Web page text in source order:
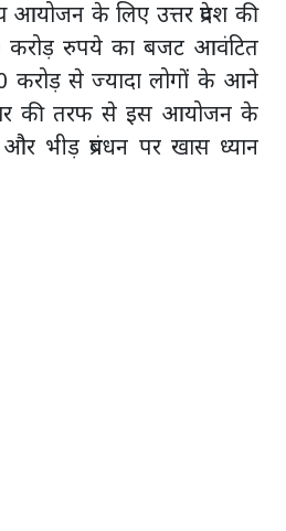
के लिए उत्तर प्रदेश की
करोड़ रुपये का बजट आवंटित
करोड़ से ज्यादा लोगों के आने
की तरफ से इस आयोजन के
और भीड़ प्रबंधन पर खास ध्यान